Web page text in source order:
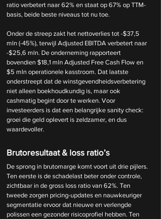
ratio verbetert naar 62% en staat op 67% op TTM-
basis, beide beste niveaus tot nu toe.
Onder de streep zakt het nettoverlies tot -$37,5
mln (-45%), terwijl Adjusted EBITDA verbetert naar
-$25,6 mln. De onderneming rapporteert
bovendien $18,1 mln Adjusted Free Cash Flow en
$5 mln operationele kasstroom. Dat laatste
onderstreept dat de winstgevendheidsverbetering
niet alleen boekhoudkundig is, maar ook
cashmatig begint door te werken. Voor
investeerders is dat een belangrijke sanity check:
groei die geld oplevert is zeldzamer, en dus
waardevoller.
Brutoresultaat & loss ratio’s
De sprong in brutomarge komt voort uit drie pijlers.
Ten eerste is de schadelast beter onder controle,
zichtbaar in de gross loss ratio van 62%. Ten
tweede zorgen pricing-updates en nauwkeuriger
segmentatie ervoor dat nieuwe en verlengde
polissen een gezonder risicoprofiel hebben. Ten